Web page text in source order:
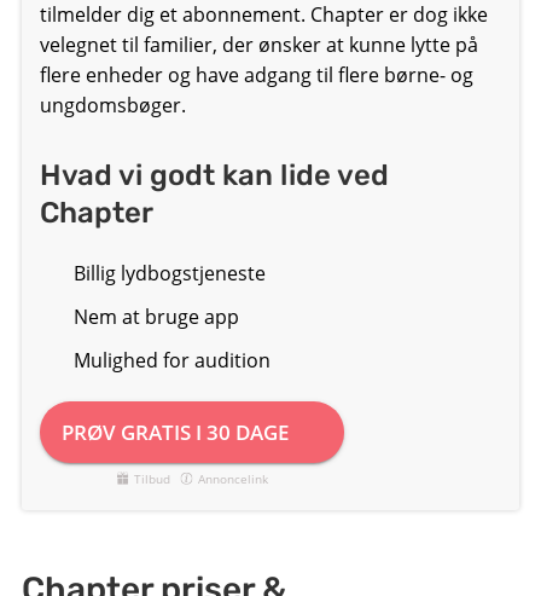
tilmelder dig et abonnement. Chapter er dog ikke
velegnet til familier, der ønsker at kunne lytte på
flere enheder og have adgang til flere børne- og
ungdomsbøger.
Hvad vi godt kan lide ved
Chapter
Billig lydbogstjeneste
Nem at bruge app
Mulighed for audition
PRØV GRATIS I 30 DAGE
Tilbud Annoncelink